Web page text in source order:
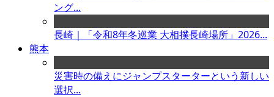
ング...
長崎｜「令和8年冬巡業 大相撲長崎場所」2026...
熊本
災害時の備えにジャンプスターターという新しい
選択...